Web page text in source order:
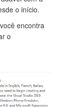
o início.
encontra
o